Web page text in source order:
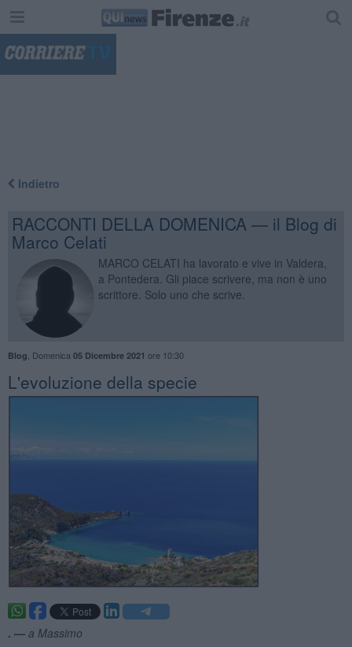
Indietro
RACCONTI DELLA DOMENICA — il Blog di
Marco Celati
MARCO CELATI ha lavorato e vive in Valdera,
a Pontedera. Gli piace scrivere, ma non è uno
scrittore. Solo uno che scrive.
Blog Domenica 05 Dicembre 2021 ore 10:30
L'evoluzione della specie
. — a Massimo